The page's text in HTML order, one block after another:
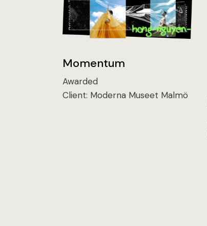
Momentum
Awarded
Client: Moderna Museet Malmö